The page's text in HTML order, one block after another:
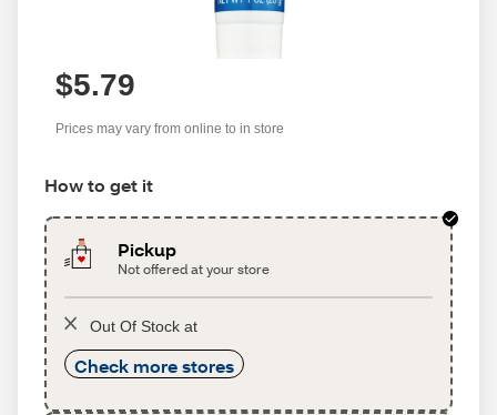
$5.79
Prices may vary from online to in store
How to get it
Pickup
Not offered at your store
Out Of Stock at
Check more stores